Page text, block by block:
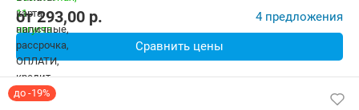
от293,00 p. 4 предложения
Сравнить цены
до -19%